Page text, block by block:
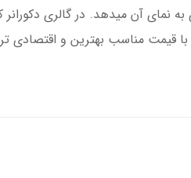
نمای آن میدهد. در گالری
45*45 و 50*33 سانتی متر تولید می شود و با قیمت